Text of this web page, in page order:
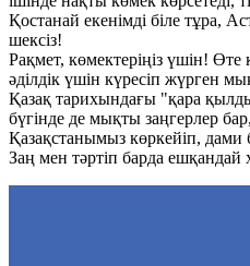
Қостанай екенімді біле тұра,
шексіз!
Рақмет, көмектеріңіз үшін!
әділдік үшін күресіп жүрген
Қазақ тарихындағы "қара
бүгінде де мықты заңгерлер
Қазақстанымыз көркейіп, дами
Заң мен тәртіп барда ешқандай